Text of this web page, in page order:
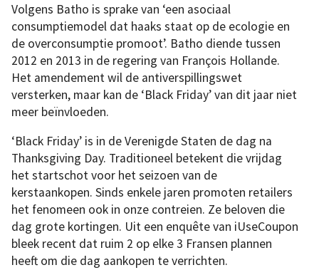
Volgens Batho is sprake van ‘een asociaal
consumptiemodel dat haaks staat op de ecologie en
de overconsumptie promoot’. Batho diende tussen
2012 en 2013 in de regering van François Hollande.
Het amendement wil de antiverspillingswet
versterken, maar kan de ‘Black Friday’ van dit jaar niet
meer beïnvloeden.
‘Black Friday’ is in de Verenigde Staten de dag na
Thanksgiving Day. Traditioneel betekent die vrijdag
het startschot voor het seizoen van de
kerstaankopen. Sinds enkele jaren promoten retailers
het fenomeen ook in onze contreien. Ze beloven die
dag grote kortingen. Uit een enquête van iUseCoupon
bleek recent dat ruim 2 op elke 3 Fransen plannen
heeft om die dag aankopen te verrichten.